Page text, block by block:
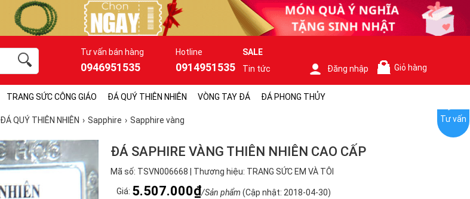
Tư vấn bán hàng
0946951535
Hotline
0914951535
SALE
Tin tức
Đăng nhập Giỏ hàng
TRANG SỨC CÔNG GIÁO ĐÁ QUÝ THIÊN NHIÊN VÒNG TAY ĐÁ ĐÁ PHONG THỦY
ĐÁ QUÝ THIÊN NHIÊN Sapphire Sapphire vàng
ĐÁ SAPHIRE VÀNG THIÊN NHIÊN CAO CẤP
Mã số: TSVN006668 | Thương hiệu: TRANG SỨC EM VÀ TÔI
Giá: 5.507.000₫/Sản phẩm (Cập nhật: 2018-04-30)
Tư vấn